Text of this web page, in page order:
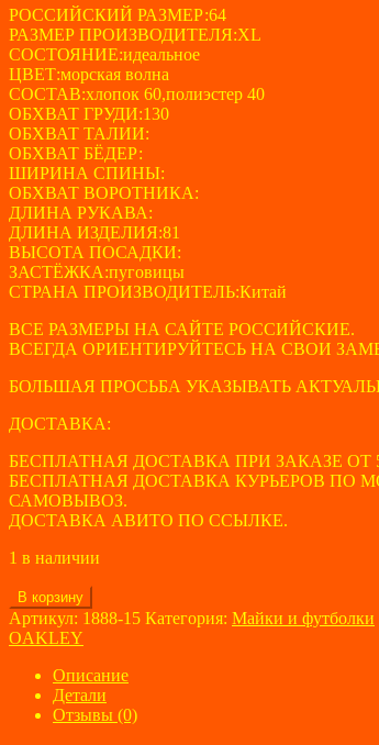
составляла
3700 ₽.
860 ₽.
РОССИЙСКИЙ РАЗМЕР:64
РАЗМЕР ПРОИЗВОДИТЕЛЯ:XL
СОСТОЯНИЕ:идеальное
ЦВЕТ:морская волна
СОСТАВ:хлопок 60,полиэстер 40
ОБХВАТ ГРУДИ:130
ОБХВАТ ТАЛИИ:
ОБХВАТ БЁДЕР:
ШИРИНА СПИНЫ:
ОБХВАТ ВОРОТНИКА:
ДЛИНА РУКАВА:
ДЛИНА ИЗДЕЛИЯ:81
ВЫСОТА ПОСАДКИ:
ЗАСТЁЖКА:пуговицы
СТРАНА ПРОИЗВОДИТЕЛЬ:Китай
ВСЕ РАЗМЕРЫ НА САЙТЕ РОССИЙСКИЕ.
ВСЕГДА ОРИЕНТИРУЙТЕСЬ НА СВОИ
БОЛЬШАЯ ПРОСЬБА УКАЗЫВАТЬ
ДОСТАВКА:
БЕСПЛАТНАЯ ДОСТАВКА ПРИ ЗАКАЗЕ ОТ
БЕСПЛАТНАЯ ДОСТАВКА КУРЬЕРОВ ПО
САМОВЫВОЗ.
ДОСТАВКА АВИТО ПО ССЫЛКЕ.
1 в наличии
Количество
товара
Мужская
поло
OAKLEY
размер
В корзину
Артикул: 1888-15 Категория: Майки и футболки
OAKLEY
Описание
Детали
Отзывы (0)